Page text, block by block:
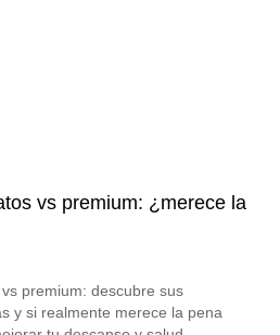
vs premium: ¿merece la
premium: descubre sus
y si realmente merece la pena